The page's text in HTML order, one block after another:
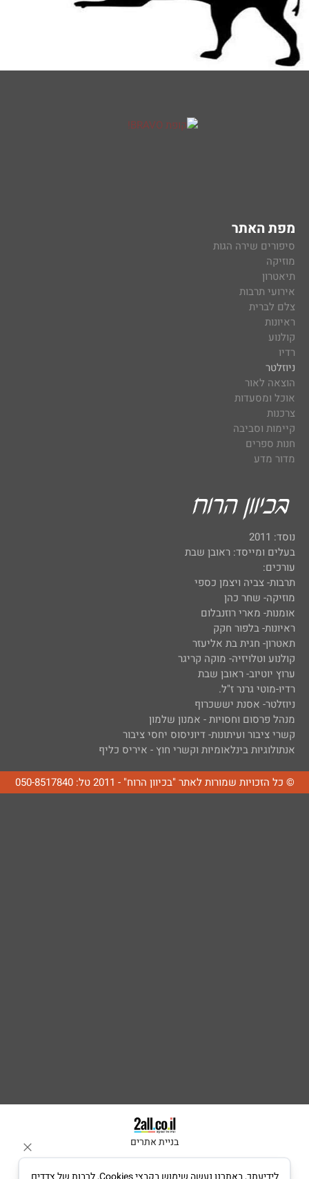
מפת האתר
סיפורים שירה הגות
מוזיקה
תיאטרון
אירועי תרבות
צלם לברית
ראיונות
קולנוע
רדיו
ניוזלטר
הוצאה לאור
אוכל ומסעדות
צרכנות
קיימות וסביבה
חנות ספרים
מדור מדע
נוסד: 2011
בעלים ומייסד: ראובן שבת
עורכים:
תרבות- צביה ויצמן כספי
מוזיקה- שחר כהן
אומנות- מארי רוזנבלום
ראיונות- בלפור חקק
תאטרון- חגית בת אליעזר
קולנוע וטלויזיה- מוקה קריגר
ערוץ יוטיוב- ראובן שבת
רדיו-מוטי גרנר ז"ל.
ניוזלטר- אסנת יששכרוף
מנהל פרסום וחסויות - אמנון שלמון
קשרי ציבור ועיתונות- דיוניסוס יחסי ציבור
אנתולוגיות בינלאומיות וקשרי חוץ - איריס כליף
© כל הזכויות שמורות לאתר "בכיוון הרוח" - 2011 טל: 050-8517840
בניית אתרים